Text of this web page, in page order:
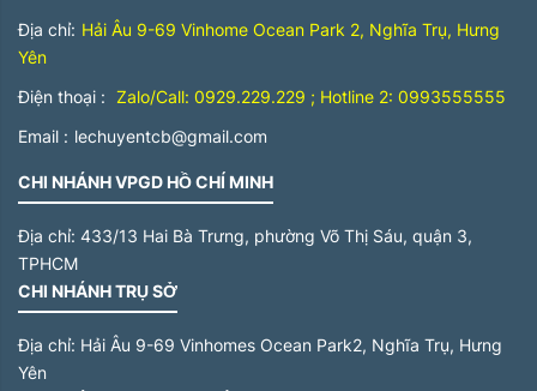
Địa chỉ: Hải Âu 9-69 Vinhome Ocean Park 2, Nghĩa Trụ, Hưng
Yên
Điện thoại : Zalo/Call: 0929.229.229 ; Hotline 2: 0993555555
Email : lechuyentcb@gmail.com
CHI NHÁNH VPGD HỒ CHÍ MINH
Địa chỉ: 433/13 Hai Bà Trưng, phường Võ Thị Sáu, quận 3,
TPHCM
CHI NHÁNH TRỤ SỞ
Địa chỉ: Hải Âu 9-69 Vinhomes Ocean Park2, Nghĩa Trụ, Hưng
Yên